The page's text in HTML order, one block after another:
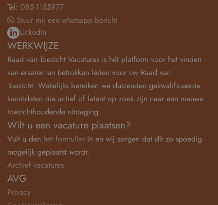
Tel: 085-1155977
Stuur mij een whatsapp bericht
LinkedIn
WERKWIJZE
Raad van Toezicht Vacatures is hét platform voor het vinden
van ervaren en betrokken leden voor uw Raad van
Toezicht. Wekelijks bereiken we duizenden gekwalificeerde
kandidaten die actief of latent op zoek zijn naar een nieuwe
toezichthoudende uitdaging.
Wilt u een vacature plaatsen?
Vult u dan het formulier in en wij zorgen dat dit zo spoedig
mogelijk geplaatst wordt.
Archief vacatures
AVG
Privacy